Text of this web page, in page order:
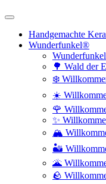
Handgemachte
Wunderfunkel®
🌳 Wald der
❄️
☀️
🌹
✨
🏔️
🏜️
🌋
🪨